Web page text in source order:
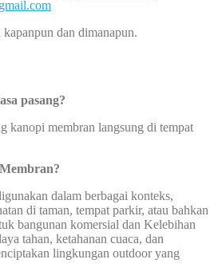
dan dimanapun.
pasang?
kanopi membran langsung di tempat
dalam berbagai konteks,
di taman, tempat parkir, atau bahkan
bangunan komersial dan Kelebihan
tahan, ketahanan cuaca, dan
lingkungan outdoor yang